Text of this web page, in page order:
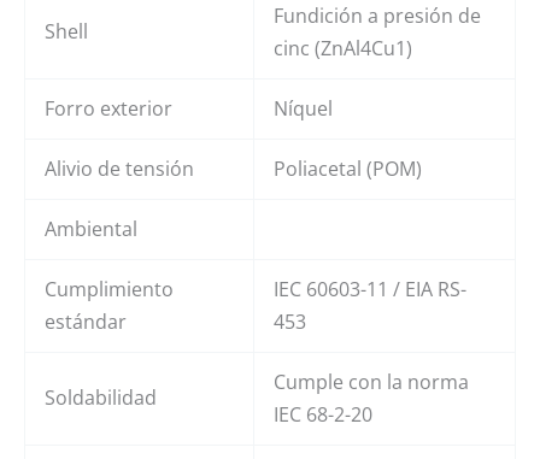
Shell
Fundición a presión de
cinc (ZnAl4Cu1)
Forro exterior Níquel
Alivio de tensión Poliacetal (POM)
Ambiental
Cumplimiento
estándar
IEC 60603-11 / EIA RS-
453
Soldabilidad
Cumple con la norma
IEC 68-2-20